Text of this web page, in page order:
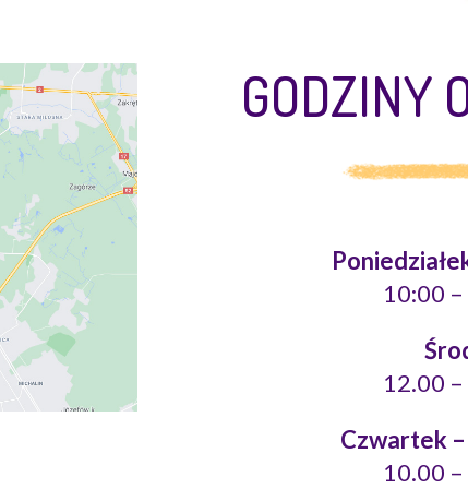
GODZINY
10:00
12.00
Czwartek
10.00